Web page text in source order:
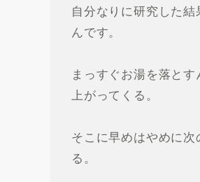
自分なりに研究した
んです。
まっすぐお湯を落と
上がってくる。
そこに早めはやめに
る。